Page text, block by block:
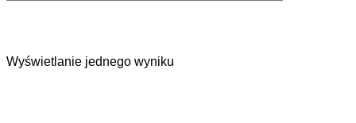
Wyświetlanie jednego wyniku